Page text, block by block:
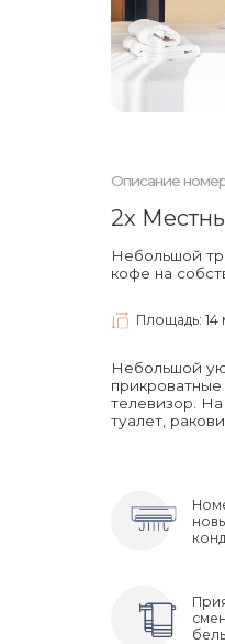
3х
2х
3х
2х
3
Описание
2х
Небольшой
кофе на
Площадь: 14
Небольшой
телевизор. На
туалет,